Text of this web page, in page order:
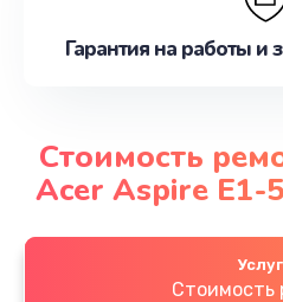
Гарантия на работы и
Стоимость
Acer Aspire E1-
Стоимость